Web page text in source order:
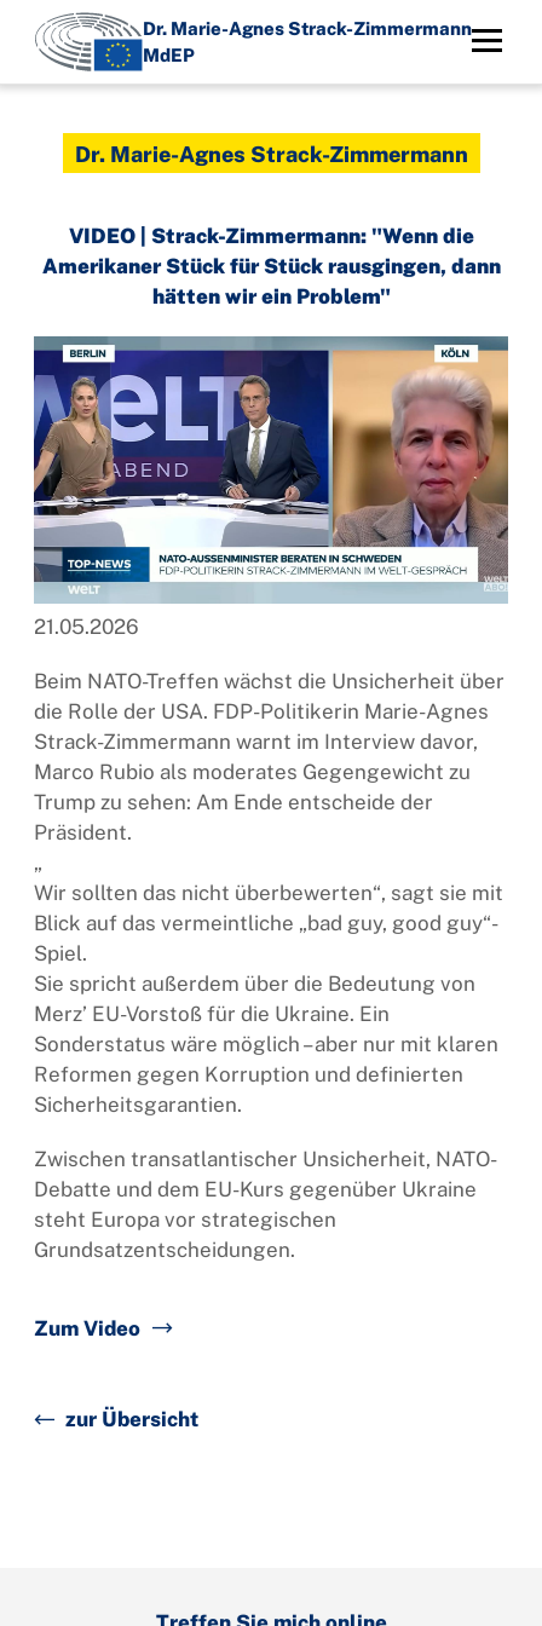
Direkt
zum
Dr. Marie-Agnes Strack-Zimmermann
MdEP
Dr. Marie-Agnes Strack-Zimmermann
VIDEO | Strack-Zimmermann: "Wenn die
Amerikaner Stück für Stück rausgingen, dann
hätten wir ein Problem"
21.05.2026
Beim NATO-Treffen wächst die Unsicherheit über
die Rolle der USA. FDP-Politikerin Marie-Agnes
Strack-Zimmermann warnt im Interview davor,
Marco Rubio als moderates Gegengewicht zu
Trump zu sehen: Am Ende entscheide der
Präsident.
„
Wir sollten das nicht überbewerten“, sagt sie mit
Blick auf das vermeintliche „bad guy, good guy“-
Spiel.
Sie spricht außerdem über die Bedeutung von
Merz’ EU-Vorstoß für die Ukraine. Ein
Sonderstatus wäre möglich – aber nur mit klaren
Reformen gegen Korruption und definierten
Sicherheitsgarantien.
Zwischen transatlantischer Unsicherheit, NATO-
Debatte und dem EU-Kurs gegenüber Ukraine
steht Europa vor strategischen
Grundsatzentscheidungen.
Zum Video
zur Übersicht